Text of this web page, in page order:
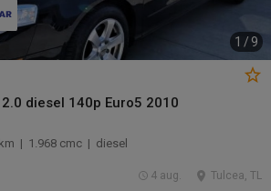
1 / 9
diesel 140p Euro5 2010
| 1.968 cmc | diesel
Tulcea, TL
4 aug.